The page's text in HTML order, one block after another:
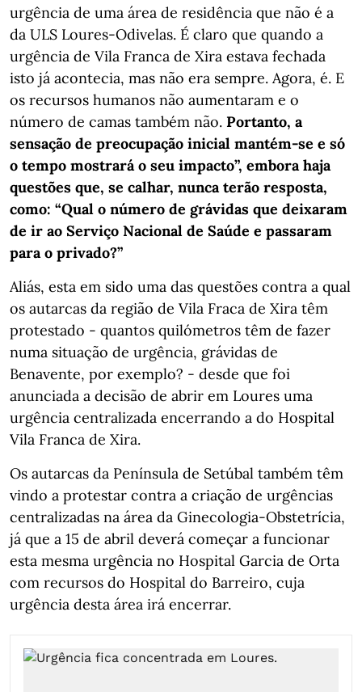
urgência de uma área de residência que não é a
da ULS Loures-Odivelas. É claro que quando a
urgência de Vila Franca de Xira estava fechada
isto já acontecia, mas não era sempre. Agora, é. E
os recursos humanos não aumentaram e o
número de camas também não. Portanto, a
sensação de preocupação inicial mantém-se e só
o tempo mostrará o seu impacto”, embora haja
questões que, se calhar, nunca terão resposta,
como: “Qual o número de grávidas que deixaram
de ir ao Serviço Nacional de Saúde e passaram
para o privado?”
Aliás, esta em sido uma das questões contra a qual
os autarcas da região de Vila Fraca de Xira têm
protestado - quantos quilómetros têm de fazer
numa situação de urgência, grávidas de
Benavente, por exemplo? - desde que foi
anunciada a decisão de abrir em Loures uma
urgência centralizada encerrando a do Hospital
Vila Franca de Xira.
Os autarcas da Península de Setúbal também têm
vindo a protestar contra a criação de urgências
centralizadas na área da Ginecologia-Obstetrícia,
já que a 15 de abril deverá começar a funcionar
esta mesma urgência no Hospital Garcia de Orta
com recursos do Hospital do Barreiro, cuja
urgência desta área irá encerrar.